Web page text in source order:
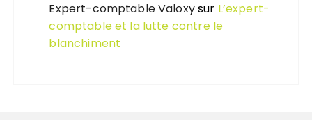
Expert-comptable Valoxysur L’expert-
comptable et la lutte contre le
blanchiment